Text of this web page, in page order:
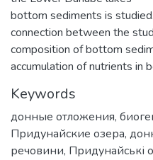
bottom sediments is
connection between the
composition of bottom
accumulation of nutrients in
Keywords
донные отложения,
Придунайские озера,
речовини, Придунайські